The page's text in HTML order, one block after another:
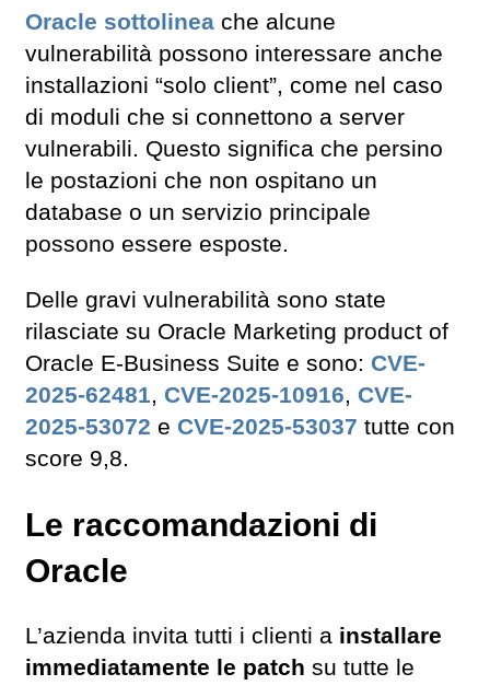
Oracle sottolinea che alcune
vulnerabilità possono interessare anche
installazioni “solo client”, come nel caso
di moduli che si connettono a server
vulnerabili. Questo significa che persino
le postazioni che non ospitano un
database o un servizio principale
possono essere esposte.
Delle gravi vulnerabilità sono state
rilasciate su Oracle Marketing product of
Oracle E-Business Suite e sono: CVE-
2025-62481, CVE-2025-10916, CVE-
2025-53072 e CVE-2025-53037 tutte con
score 9,8.
Le raccomandazioni di
Oracle
L’azienda invita tutti i clienti a installare
immediatamente le patch su tutte le